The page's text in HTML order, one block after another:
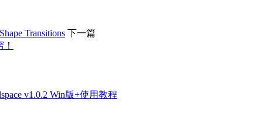
Transitions 下一篇